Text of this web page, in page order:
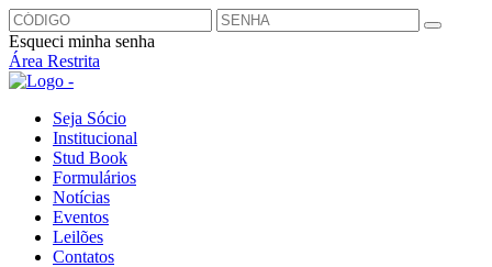
Esqueci minha senha
Área Restrita
Seja Sócio
Institucional
Stud Book
Formulários
Notícias
Eventos
Leilões
Contatos